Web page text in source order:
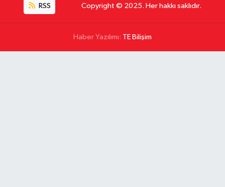
RSS Copyright © 2025. Her hakkı saklıdır.
Haber Yazılımı: TE Bilişim